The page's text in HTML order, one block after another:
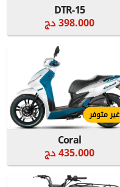
DTR-15
398.000 دج
غير متوفر
Coral
435.000 دج